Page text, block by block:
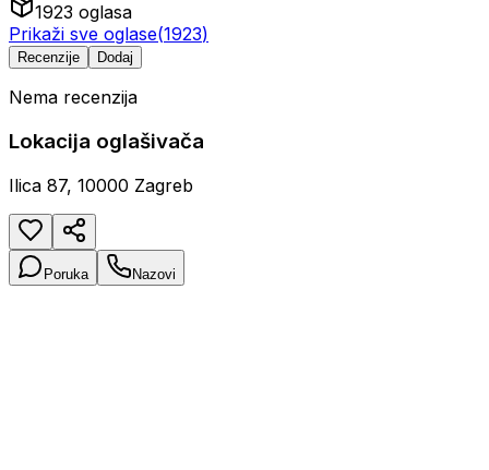
1923 oglasa
Prikaži sve oglase(1923)
Recenzije Dodaj
Nema recenzija
Lokacija oglašivača
Ilica 87, 10000 Zagreb
Poruka Nazovi